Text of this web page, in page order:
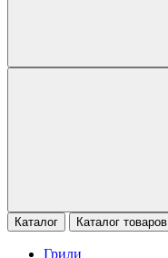
Каталог Каталог товаров
Грили